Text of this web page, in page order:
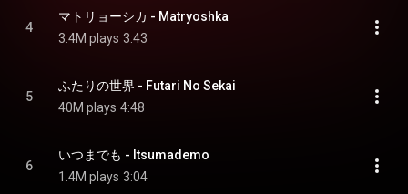
4
マトリョーシカ - Matryoshka
3.4M plays 3:43
5
ふたりの世界 - Futari No Sekai
40M plays 4:48
6
いつまでも - Itsumademo
1.4M plays 3:04